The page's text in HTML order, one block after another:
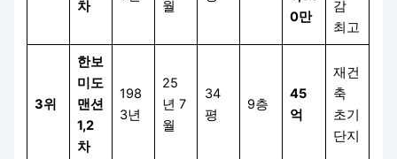
차
월
0만
감
최고
3위
한보
미도
맨션
1,2
차
198
3년
25
년 7
월
34
평
9층
45
억
재건
축
초기
단지